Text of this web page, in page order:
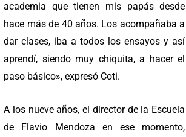
academia que tienen mis papás desde
hace más de 40 años. Los acompañaba a
dar clases, iba a todos los ensayos y así
aprendí, siendo muy chiquita, a hacer el
paso básico», expresó Coti.
A los nueve años, el director de la Escuela
de Flavio Mendoza en ese momento,